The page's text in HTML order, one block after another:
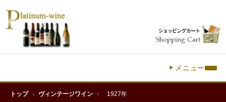
メニュー
トップ › ヴィンテージワイン › 1927年